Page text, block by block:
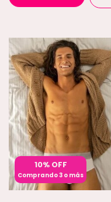
10% OFF
Comprando 3 o más